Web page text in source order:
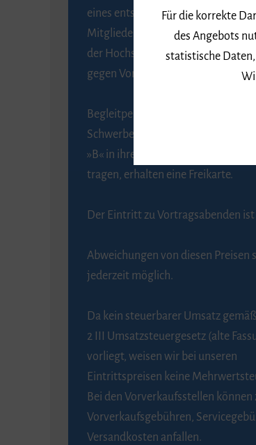
eines entsprechenden Nachweises,
Mitglieder der Gesellschaft zur
der Hochschule für Musik Freiburg
gegen Vorlage des
Begleitpersonen von Menschen mit
Schwerbehinderung, die das
»B« in ihrem
tragen, erhalten eine Freikarte.
Der Eintritt zu Vortragsabenden
Abweichungen von diesen Preisen
jederzeit möglich.
Da kein steuerbarer Umsatz
2 III Umsatzsteuergesetz (alte
vorliegt, weisen wir bei unseren
Eintrittspreisen keine
Bei den Vorverkaufsstellen können
Vorverkaufsgebühren,
Versandkosten anfallen.
Für die korrekte
des Angebots
statistische